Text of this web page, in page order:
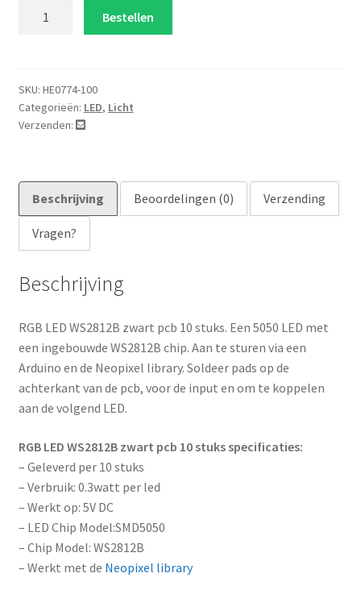
pcb
10
stuks
Bestellen
SKU: HE0774-100
Categorieën: LED, Licht
Verzenden:
Beschrijving Beoordelingen (0) Verzending
Vragen?
Beschrijving
RGB LED WS2812B zwart pcb 10 stuks. Een 5050 LED met
een ingebouwde WS2812B chip. Aan te sturen via een
Arduino en de Neopixel library. Soldeer pads op de
achterkant van de pcb, voor de input en om te koppelen
aan de volgend LED.
RGB LED WS2812B zwart pcb 10 stuks specificaties:
– Geleverd per 10 stuks
– Verbruik: 0.3watt per led
– Werkt op: 5V DC
– LED Chip Model:SMD5050
– Chip Model: WS2812B
– Werkt met de Neopixel library